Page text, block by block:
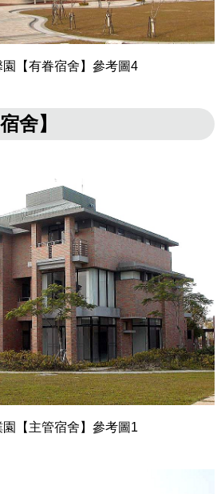
園【有眷宿舍】參考圖4
舍】
園【主管宿舍】參考圖1